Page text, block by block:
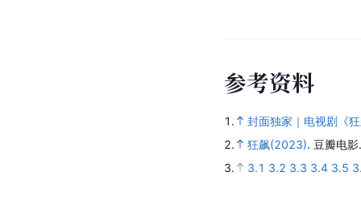
参考资料
1.
封面独家｜电视剧《
2.
狂飙(2023). 豆瓣电
3.
3.1 3.2 3.3 3.4 3.5